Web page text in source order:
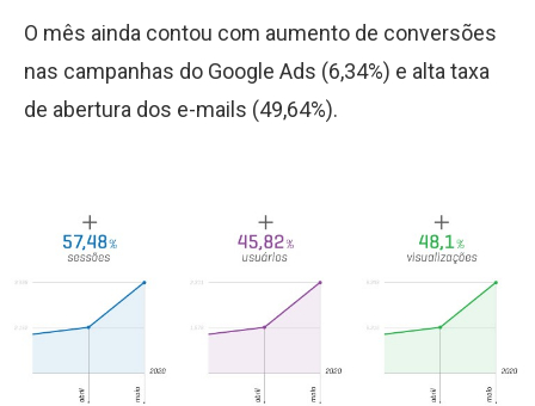
O mês ainda contou com aumento de conversões
nas campanhas do Google Ads (6,34%) e alta taxa
de abertura dos e-mails (49,64%).